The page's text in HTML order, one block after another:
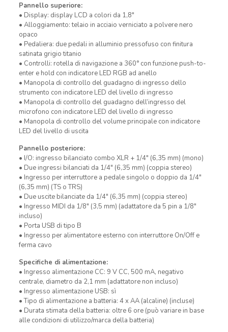
Pannello superiore:
• Display: display LCD a colori da 1,8″
• Alloggiamento: telaio in acciaio verniciato a polvere nero
opaco
• Pedaliera: due pedali in alluminio pressofuso con finitura
satinata grigio titanio
• Controlli: rotella di navigazione a 360° con funzione push-to-
enter e hold con indicatore LED RGB ad anello
• Manopola di controllo del guadagno di ingresso dello
strumento con indicatore LED del livello di ingresso
• Manopola di controllo del guadagno dell’ingresso del
microfono con indicatore LED del livello di ingresso
• Manopola di controllo del volume principale con indicatore
LED del livello di uscita
Pannello posteriore:
• I/O: ingresso bilanciato combo XLR + 1/4″ (6,35 mm) (mono)
• Due ingressi bilanciati da 1/4″ (6,35 mm) (coppia stereo)
• Ingresso per interruttore a pedale singolo o doppio da 1/4″
(6,35 mm) (TS o TRS)
• Due uscite bilanciate da 1/4″ (6,35 mm) (coppia stereo)
• Ingresso MIDI da 1/8″ (3,5 mm) (adattatore da 5 pin a 1/8″
incluso)
• Porta USB di tipo B
• Ingresso per alimentatore esterno con interruttore On/Off e
ferma cavo
Specifiche di alimentazione:
• Ingresso alimentazione CC: 9 V CC, 500 mA, negativo
centrale, diametro da 2,1 mm (adattatore non incluso)
• Ingresso alimentazione USB: sì
• Tipo di alimentazione a batteria: 4 x AA (alcaline) (incluse)
• Durata stimata della batteria: oltre 6 ore (può variare in base
alle condizioni di utilizzo/marca della batteria)